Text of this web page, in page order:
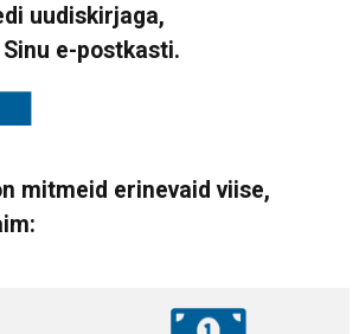
uudiskirjaga,
e-postkasti.
mitmeid erinevaid viise,